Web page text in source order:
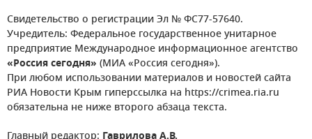
Свидетельство о регистрации Эл № ФС77-57640.
Учредитель: Федеральное государственное унитарное
предприятие Международное информационное агентство
«Россия сегодня» (МИА «Россия сегодня»).
При любом использовании материалов и новостей сайта
РИА Новости Крым гиперссылка на https://crimea.ria.ru
обязательна не ниже второго абзаца текста.